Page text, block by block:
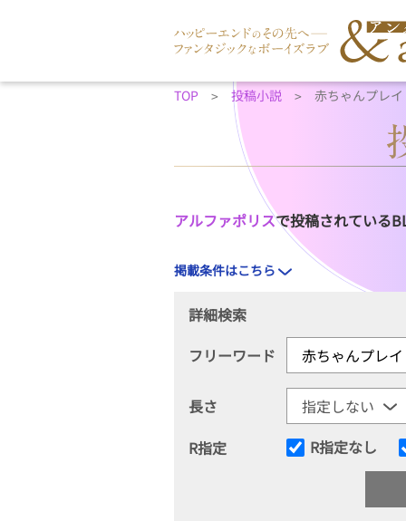
TOP 投稿小説 赤ちゃんプレ
アルファポリスで投稿されている
掲載条件はこちら
詳細検索
フリーワード
長さ
R指定
R指定なし